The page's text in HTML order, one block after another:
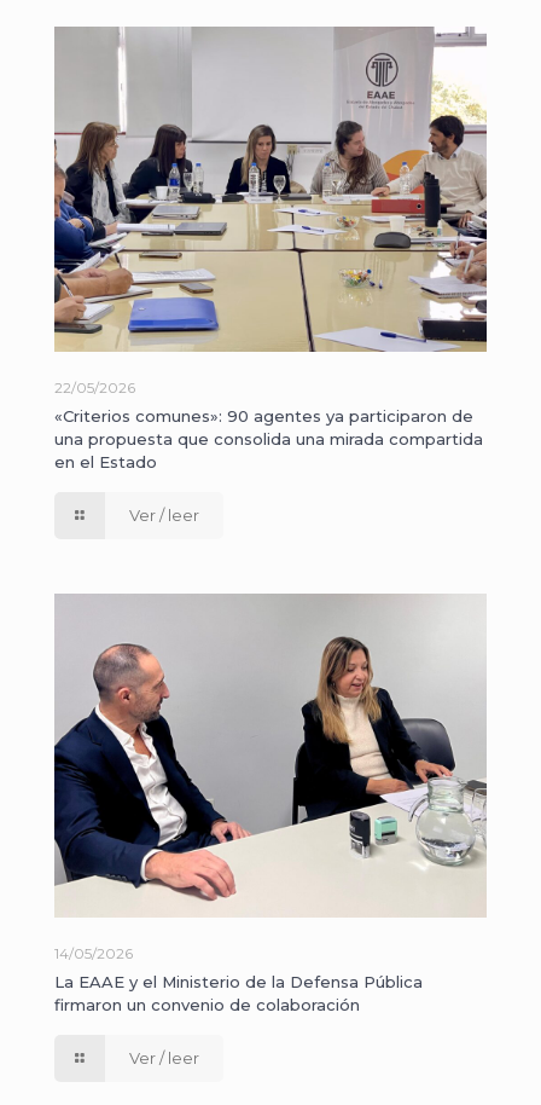
22/05/2026
«Criterios comunes»: 90 agentes ya participaron de
una propuesta que consolida una mirada compartida
en el Estado
Ver / leer
14/05/2026
La EAAE y el Ministerio de la Defensa Pública
firmaron un convenio de colaboración
Ver / leer